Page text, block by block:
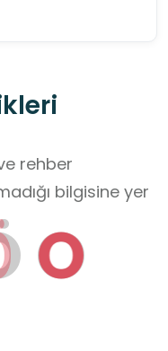
O
rehber
bilgisine yer